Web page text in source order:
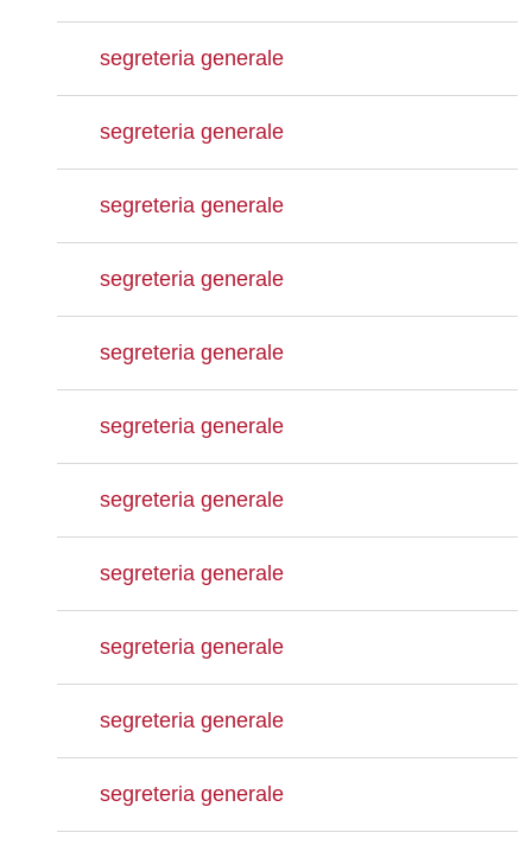
segreteria generale
segreteria generale
segreteria generale
segreteria generale
segreteria generale
segreteria generale
segreteria generale
segreteria generale
segreteria generale
segreteria generale
segreteria generale